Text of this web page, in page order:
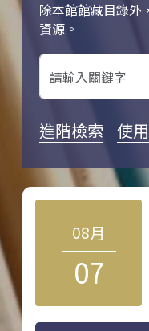
除本館館藏目錄外
資源。
關鍵字搜尋
進階檢索 使
08月
07